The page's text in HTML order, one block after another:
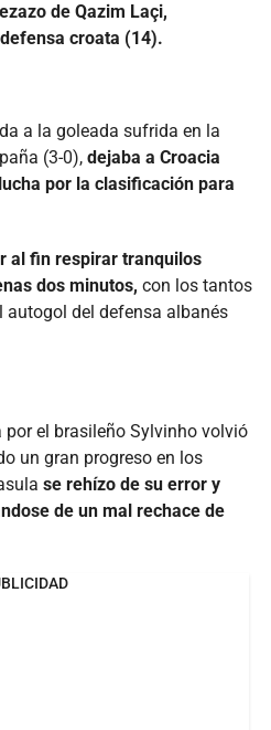
de Qazim Laçi,
croata (14).
a la goleada sufrida en la
(3-0), dejaba a Croacia
por la clasificación para
al fin respirar tranquilos
dos minutos, con los tantos
autogol del defensa albanés
por el brasileño Sylvinho volvió
un gran progreso en los
se rehízo de su error y
de un mal rechace de